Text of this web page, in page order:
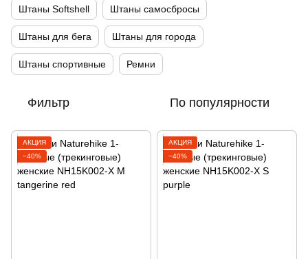
Штаны Softshell Штаны самосбросы
Штаны для бега Штаны для города
Штаны спортивные Ремни
Фильтр По популярности
АКЦИЯ
−40%
АКЦИЯ
−40%